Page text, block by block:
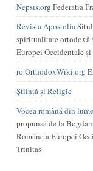
Nepsis.org Federatia
Revista ApostoliaSitul
spiritualitate ortodoxă
Europei Occidentale
ro.OrthodoxWiki.org
Știință și Religie
Vocea română din lume
propunsă de la
Române a Europei
Trinitas